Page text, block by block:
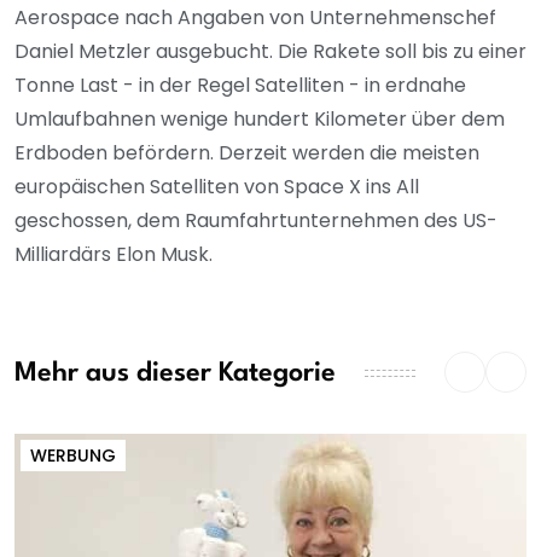
Aerospace nach Angaben von Unternehmenschef
Daniel Metzler ausgebucht. Die Rakete soll bis zu einer
Tonne Last - in der Regel Satelliten - in erdnahe
Umlaufbahnen wenige hundert Kilometer über dem
Erdboden befördern. Derzeit werden die meisten
europäischen Satelliten von Space X ins All
geschossen, dem Raumfahrtunternehmen des US-
Milliardärs Elon Musk.
Mehr aus dieser Kategorie
WERBUNG